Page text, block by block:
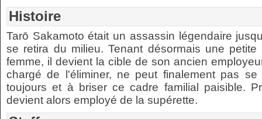
Histoire
Tarō Sakamoto était un assassin légendaire
se retira du milieu. Tenant désormais une
femme, il devient la cible de son ancien
chargé de l'éliminer, ne peut finalement pas
toujours et à briser ce cadre familial paisible.
devient alors employé de la supérette.